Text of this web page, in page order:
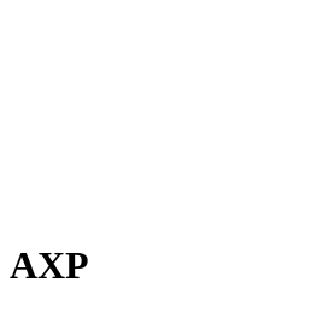
AXP